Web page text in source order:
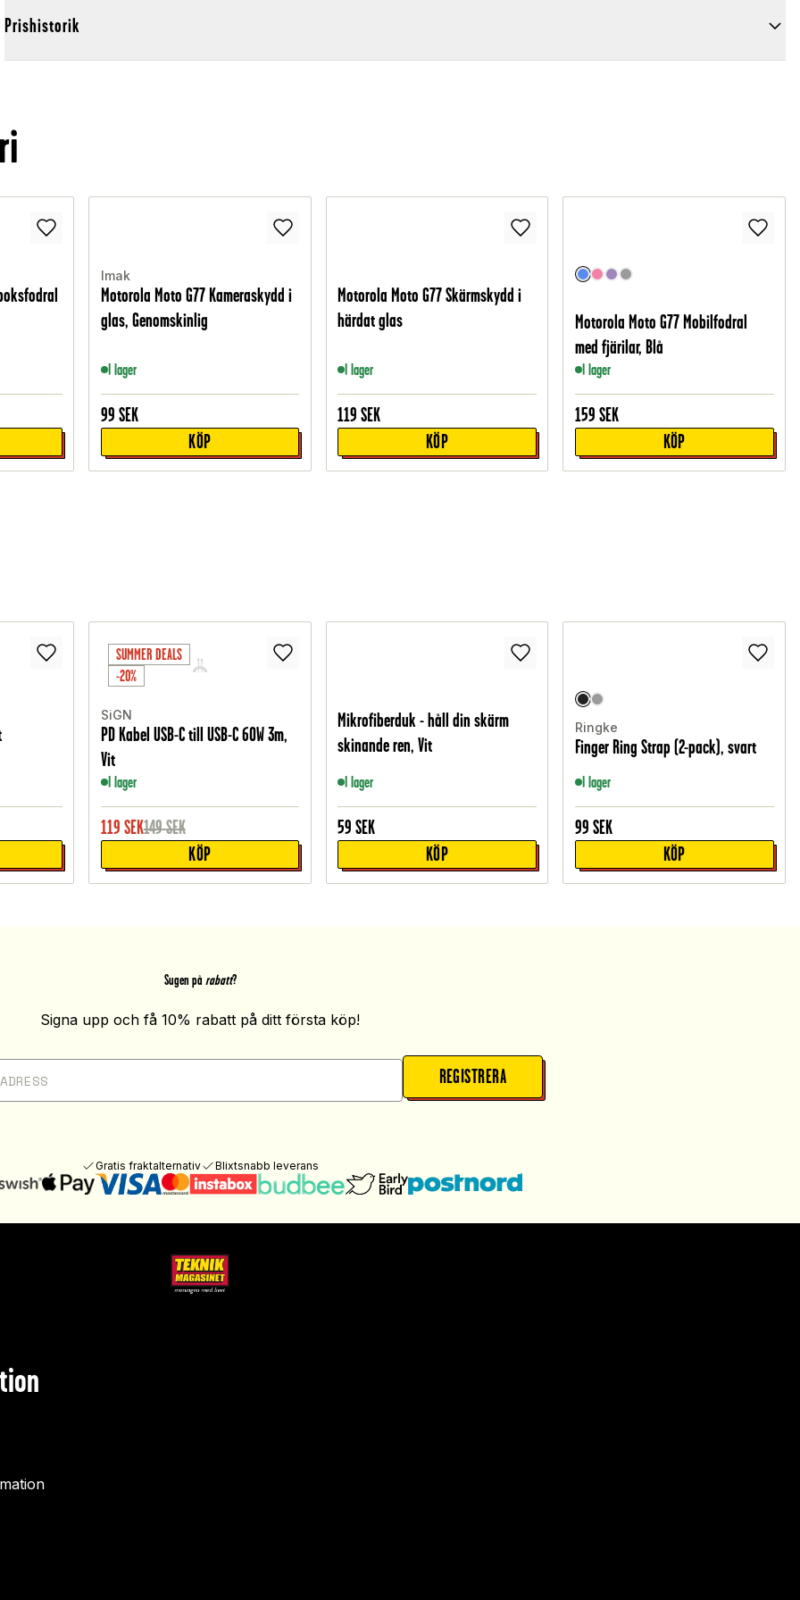
Prishistorik
Imak
Motorola Moto G77 Kameraskydd i
glas, Genomskinlig
I lager
99 SEK
KÖP
Motorola Moto G77 Skärmskydd i
härdat glas
I lager
119 SEK
KÖP
Motorola Moto G77 Mobilfodral
med fjärilar, Blå
I lager
159 SEK
KÖP
SUMMER DEALS
-20%
SiGN
PD Kabel USB-C till USB-C 60W 3m,
Vit
I lager
119 SEK149SEK
KÖP
Mikrofiberduk - håll din skärm
skinande ren, Vit
I lager
59 SEK
KÖP
Ringke
Finger Ring Strap (2-pack), svart
I lager
99 SEK
KÖP
Sugen på rabatt?
Signa upp och få 10% rabatt på ditt första köp!
REGISTRERA
Gratis fraktalternativ Blixtsnabb leverans